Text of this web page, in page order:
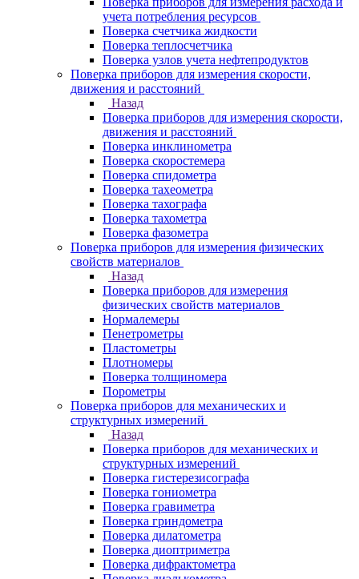
учета потребления ресурсов
Поверка счетчика жидкости
Поверка теплосчетчика
Поверка узлов учета нефтепродуктов
Поверка приборов для измерения скорости,
движения и расстояний
Назад
Поверка приборов для измерения скорости,
движения и расстояний
Поверка инклинометра
Поверка скоростемера
Поверка спидометра
Поверка тахеометра
Поверка тахографа
Поверка тахометра
Поверка фазометра
Поверка приборов для измерения физических
свойств материалов
Назад
Поверка приборов для измерения
физических свойств материалов
Нормалемеры
Пенетрометры
Пластометры
Плотномеры
Поверка толщиномера
Порометры
Поверка приборов для механических и
структурных измерений
Назад
Поверка приборов для механических и
структурных измерений
Поверка гистерезисографа
Поверка гониометра
Поверка гравиметра
Поверка гриндометра
Поверка дилатометра
Поверка диоптриметра
Поверка дифрактометра